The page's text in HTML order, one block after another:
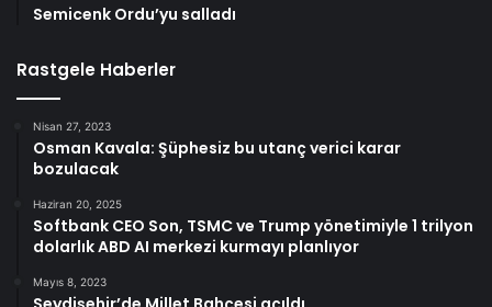
Semicenk Ordu’yu salladı
Rastgele Haberler
Nisan 27, 2023
Osman Kavala: Şüphesiz bu utanç verici karar
bozulacak
Haziran 20, 2025
Softbank CEO Son, TSMC ve Trump yönetimiyle 1 trilyon
dolarlık ABD AI merkezi kurmayı planlıyor
Mayıs 8, 2023